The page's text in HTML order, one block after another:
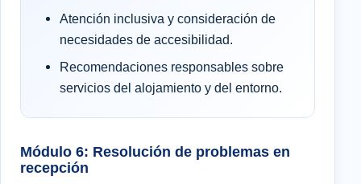
Atención inclusiva y consideración de
necesidades de accesibilidad.
Recomendaciones responsables sobre
servicios del alojamiento y del entorno.
Módulo 6: Resolución de problemas en
recepción